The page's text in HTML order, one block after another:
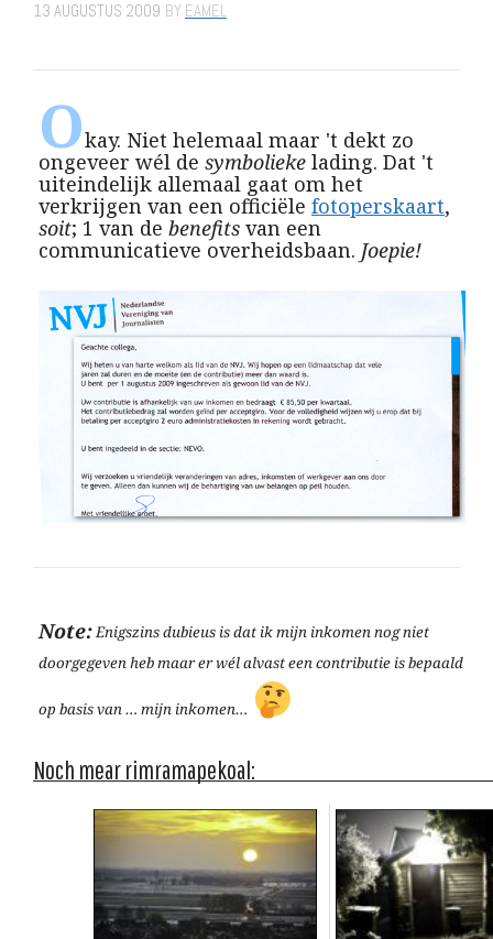
13 AUGUSTUS 2009 BY EAMEL
Okay. Niet helemaal maar 't dekt zo
ongeveer wél de symbolieke lading. Dat 't
uiteindelijk allemaal gaat om het
verkrijgen van een officiële fotoperskaart,
soit; 1 van de benefits van een
communicatieve overheidsbaan. Joepie!
Note:Enigszins dubieus is dat ik mijn inkomen nog niet
doorgegeven heb maar er wél alvast een contributie is bepaald
op basis van … mijn inkomen…
Noch mear rimramapekoal: